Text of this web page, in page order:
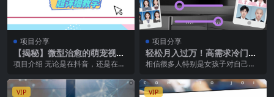
项目分享
【揭秘】微型治愈的萌宠视
频，3000+粉丝，6秒的视频、
项目介绍 无论是在抖音，还是在小
很高的，这种视频制...
项目分享
轻松月入过万！高需求冷门项
目：证件照定制项目最新玩法
相信很多人特别是女孩子对自己的
目就是针对这些客户群...
VIP VIP